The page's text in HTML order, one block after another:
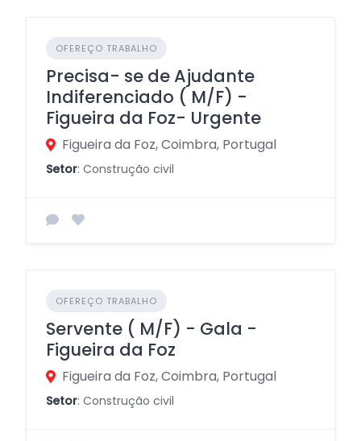
OFEREÇO TRABALHO
Precisa- se de Ajudante
Indiferenciado ( M/F) -
Figueira da Foz- Urgente
Figueira da Foz, Coimbra, Portugal
Setor: Construção civil
OFEREÇO TRABALHO
Servente ( M/F) - Gala -
Figueira da Foz
Figueira da Foz, Coimbra, Portugal
Setor: Construção civil